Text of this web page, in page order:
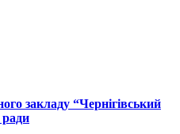
закладу “Чернігівський
ради